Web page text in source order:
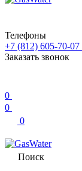
Телефоны
+7 (812) 605-70-07
Заказать звонок
0
0
0
Поиск